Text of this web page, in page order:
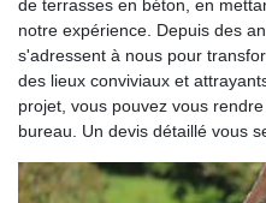
de terrasses en béton, en
notre expérience. Depuis des
s'adressent à nous pour
des lieux conviviaux et
projet, vous pouvez vous
bureau. Un devis détaillé vous